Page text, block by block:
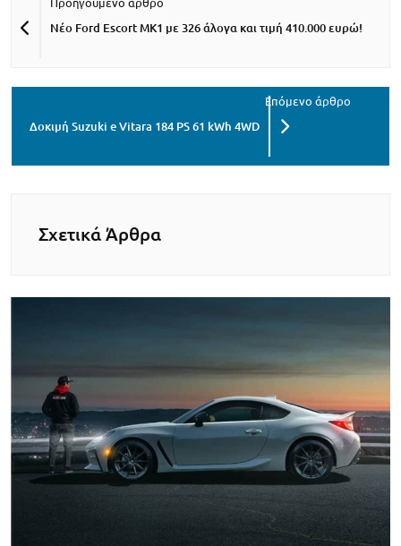
Νέο Ford Escort MK1 με 326 άλογα και τιμή 410.000 ευρώ!
Δοκιμή Suzuki e Vitara 184 PS 61 kWh 4WD
Σχετικά Άρθρα